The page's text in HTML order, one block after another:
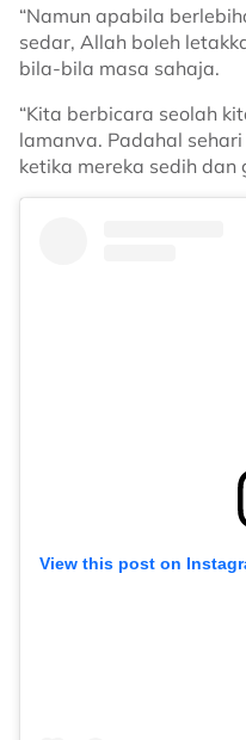
“Namun apabila
sedar, Allah boleh
bila-bila masa sahaja.
“Kita berbicara seolah
lamanva. Padahal
ketika mereka sedih dan
View this post on